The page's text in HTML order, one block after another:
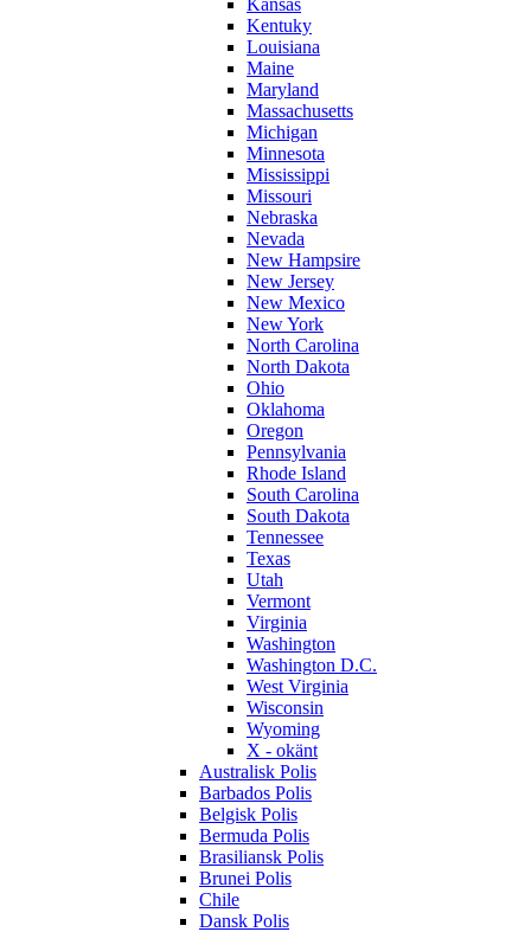
Kentuky
Louisiana
Maine
Maryland
Massachusetts
Michigan
Minnesota
Mississippi
Missouri
Nebraska
Nevada
New Hampsire
New Jersey
New Mexico
New York
North Carolina
North Dakota
Ohio
Oklahoma
Oregon
Pennsylvania
Rhode Island
South Carolina
South Dakota
Tennessee
Texas
Utah
Vermont
Virginia
Washington
Washington D.C.
West Virginia
Wisconsin
Wyoming
X - okänt
Australisk Polis
Barbados Polis
Belgisk Polis
Bermuda Polis
Brasiliansk Polis
Brunei Polis
Chile
Dansk Polis